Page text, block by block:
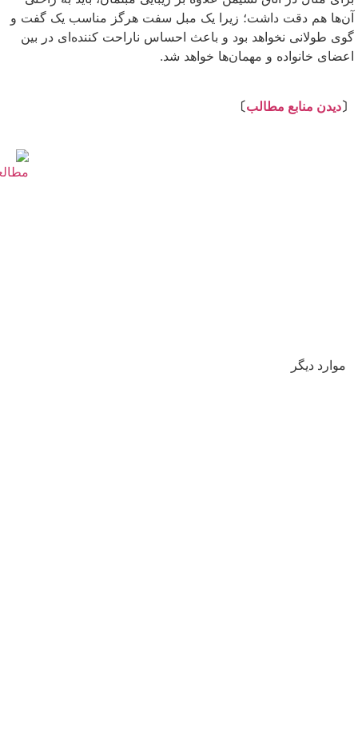
آن‌ها هم دقت داشت؛ زیرا یک مبل سفت هرگز مناسب یک گفت و
گوی طولانی نخواهد بود و باعث احساس ناراحت کننده‌ای در بین
اعضای خانواده و مهمان‌ها خواهد شد.
〔دیدن منابع مطالب〕
موارد دیگر